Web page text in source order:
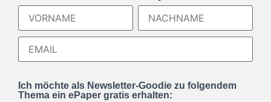
Ich möchte als Newsletter-Goodie zu folgendem
Thema ein ePaper gratis erhalten: